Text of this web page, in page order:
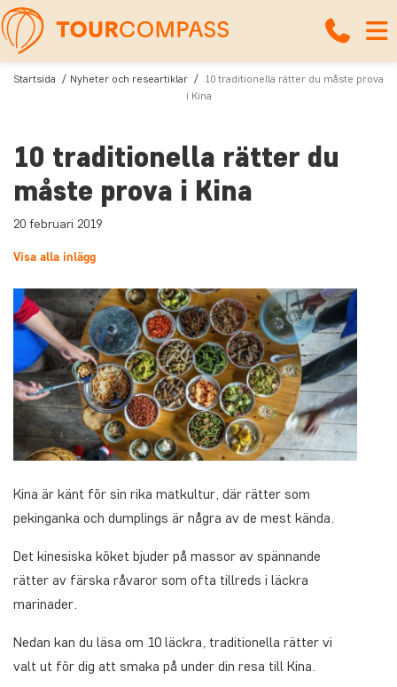
Startsida Nyheter och researtiklar
10 traditionella rätter du måste prova
i Kina
10 traditionella rätter du
måste prova i Kina
20 februari 2019
Visa alla inlägg
Kina är känt för sin rika matkultur, där rätter som
pekinganka och dumplings är några av de mest kända.
Det kinesiska köket bjuder på massor av spännande
rätter av färska råvaror som ofta tillreds i läckra
marinader.
Nedan kan du läsa om 10 läckra, traditionella rätter vi
valt ut för dig att smaka på under din resa till Kina.